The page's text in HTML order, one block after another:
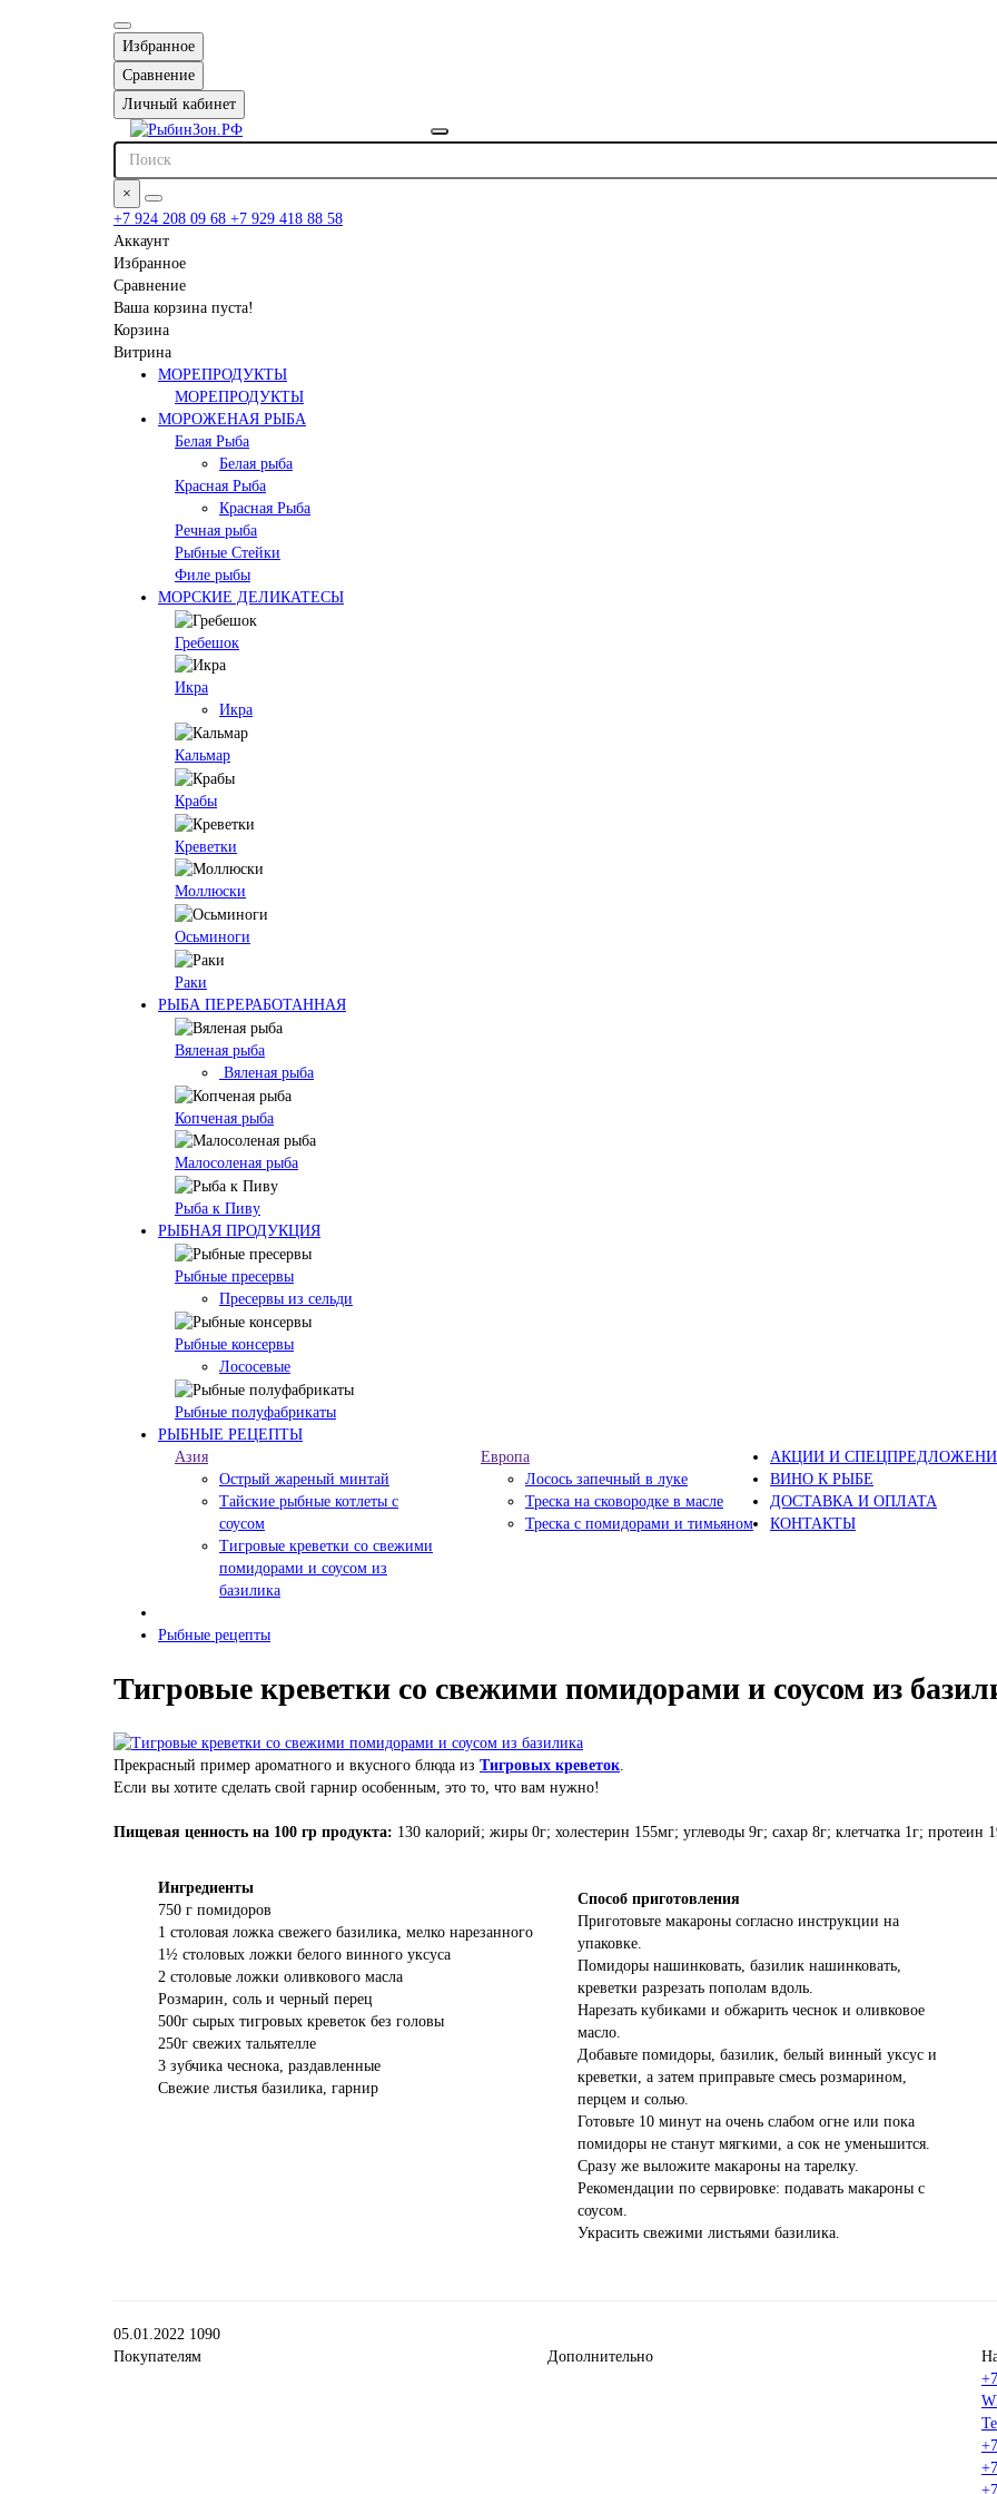
Избранное
Сравнение
Личный кабинет
×
+7 924 208 09 68 +7 929 418 88 58
Аккаунт
Избранное
Сравнение
Ваша корзина пуста!
Корзина
Витрина
МОРЕПРОДУКТЫ
МОРЕПРОДУКТЫ
МОРОЖЕНАЯ РЫБА
Белая Рыба
Белая рыба
Красная Рыба
Красная Рыба
Речная рыба
Рыбные Стейки
Филе рыбы
МОРСКИЕ ДЕЛИКАТЕСЫ
Гребешок
Икра
Икра
Кальмар
Крабы
Креветки
Моллюски
Осьминоги
Раки
РЫБА ПЕРЕРАБОТАННАЯ
Вяленая рыба
Вяленая рыба
Копченая рыба
Малосоленая рыба
Рыба к Пиву
РЫБНАЯ ПРОДУКЦИЯ
Рыбные пресервы
Пресервы из сельди
Рыбные консервы
Лососевые
Рыбные полуфабрикаты
РЫБНЫЕ РЕЦЕПТЫ
Азия
Острый жареный минтай
Тайские рыбные котлеты с
соусом
Тигровые креветки со свежими
помидорами и соусом из
базилика
Европа
Лосось запечный в луке
Треска на сковородке в масле
Треска с помидорами и тимьяном
АКЦИИ И
ВИНО К РЫБЕ
ДОСТАВКА И ОПЛАТА
КОНТАКТЫ
Рыбные рецепты
Тигровые креветки со свежими помидорами и соусом из
Прекрасный пример ароматного и вкусного блюда из Тигровых креветок.
Если вы хотите сделать свой гарнир особенным, это то, что вам нужно!
Пищевая ценность на 100 гр продукта: 130 калорий; жиры 0г; холестерин 155мг; углеводы 9г; сахар 8г; клетчатка 1г; протеин
Ингредиенты
750 г помидоров
1 столовая ложка свежего базилика, мелко нарезанного
1½ столовых ложки белого винного уксуса
2 столовые ложки оливкового масла
Розмарин, соль и черный перец
500г сырых тигровых креветок без головы
250г свежих тальятелле
3 зубчика чеснока, раздавленные
Свежие листья базилика, гарнир
Способ приготовления
Приготовьте макароны согласно инструкции на
упаковке.
Помидоры нашинковать, базилик нашинковать,
креветки разрезать пополам вдоль.
Нарезать кубиками и обжарить чеснок и оливковое
масло.
Добавьте помидоры, базилик, белый винный уксус и
креветки, а затем приправьте смесь розмарином,
перцем и солью.
Готовьте 10 минут на очень слабом огне или пока
помидоры не станут мягкими, а сок не уменьшится.
Сразу же выложите макароны на тарелку.
Рекомендации по сервировке: подавать макароны с
соусом.
Украсить свежими листьями базилика.
05.01.2022 1090
Покупателям
Дополнительно